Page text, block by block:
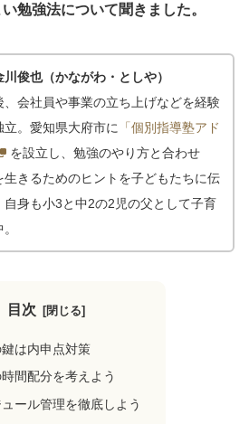
勉強法について聞きました。
俊也（かながわ・としや）
、会社員や事業の立ち上げなどを経験
立。愛知県大府市に
「個別指導塾アド
を設立し、勉強のやり方と合わせ
生きるためのヒントを子どもたちに伝
自身も小3と中2の2児の父として子育
目次
は内申点対策
間配分を考えよう
ール管理を徹底しよう